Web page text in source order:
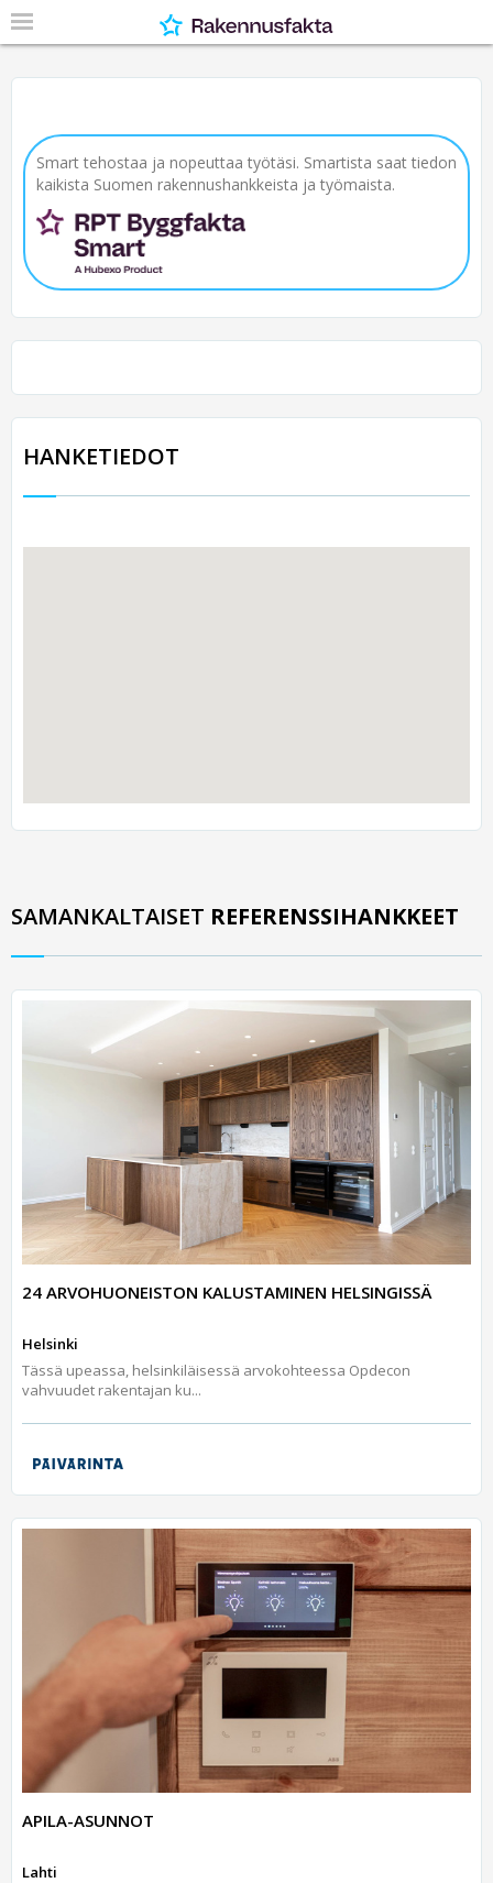
Smart tehostaa ja nopeuttaa työtäsi. Smartista saat tiedon
kaikista Suomen rakennushankkeista ja työmaista.
HANKETIEDOT
SAMANKALTAISET REFERENSSIHANKKEET
24 ARVOHUONEISTON KALUSTAMINEN HELSINGISSÄ
Helsinki
Tässä upeassa, helsinkiläisessä arvokohteessa Opdecon
vahvuudet rakentajan ku...
APILA-ASUNNOT
Lahti